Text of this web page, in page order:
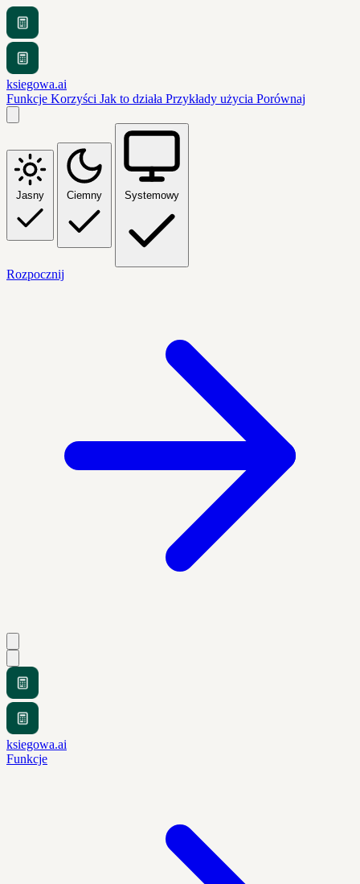
ksiegowa.ai
Funkcje Korzyści Jak to działa Przykłady użycia Porównaj
Jasny Ciemny Systemowy
Rozpocznij
ksiegowa.ai
Funkcje